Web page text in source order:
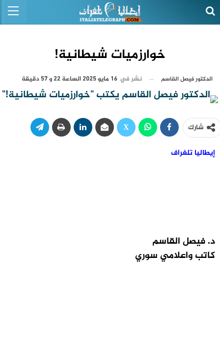
خوارزميات شيطانية!
الدكتور فيصل القاسم نشر في 16 مايو 2025 الساعة 22 و 57 دقيقة
شارك
إيطاليا تلغراف
د. فيصل القاسم
كاتب واعلامي سوري